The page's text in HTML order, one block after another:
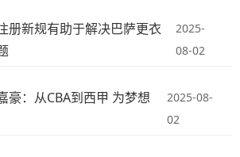
册新规有助于解决巴萨更衣
2025-
08-02
豪：从CBA到西甲 为梦想
2025-08-
02